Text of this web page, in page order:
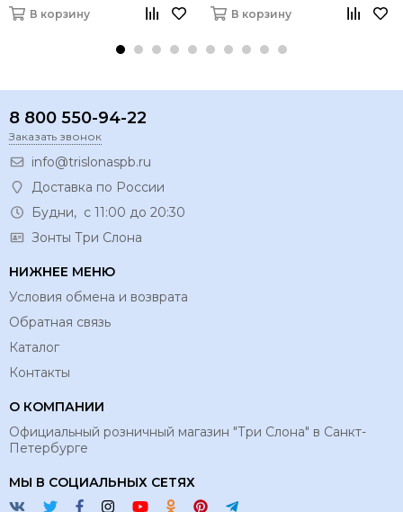
В корзину В корзину
8 800 550-94-22
Заказать звонок
info@trislonaspb.ru
Доставка по России
Будни, с 11:00 до 20:30
Зонты Три Слона
НИЖНЕЕ МЕНЮ
Условия обмена и возврата
Обратная связь
Каталог
Контакты
О КОМПАНИИ
Официальный розничный магазин "Три Слона" в Санкт-
Петербурге
МЫ В СОЦИАЛЬНЫХ СЕТЯХ